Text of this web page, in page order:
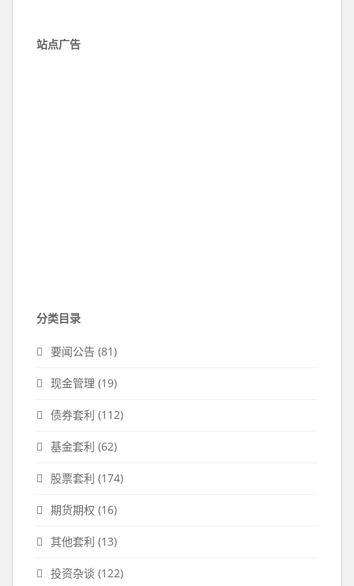
站点广告
分类目录
要闻公告 (81)
现金管理 (19)
债券套利 (112)
基金套利 (62)
股票套利 (174)
期货期权 (16)
其他套利 (13)
投资杂谈 (122)